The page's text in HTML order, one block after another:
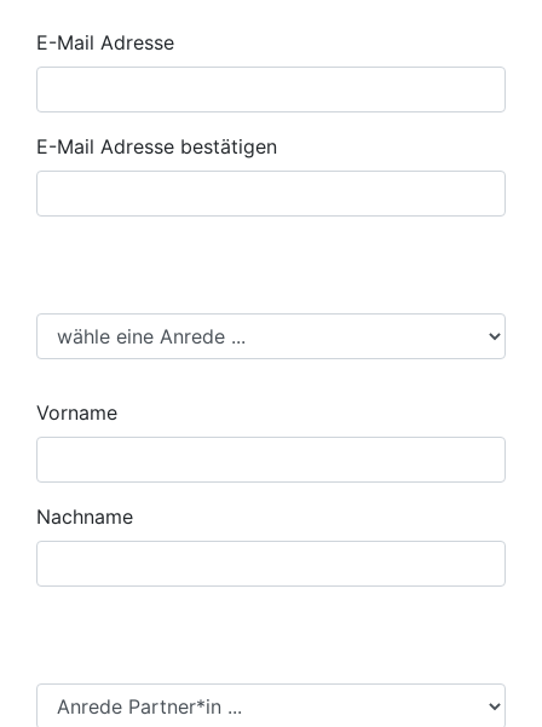
E-
Mail
Adresse
E-Mail Adresse
E-Mail Adresse bestätigen
Anrede
Vorname
Nachname
Anrede Partner*in